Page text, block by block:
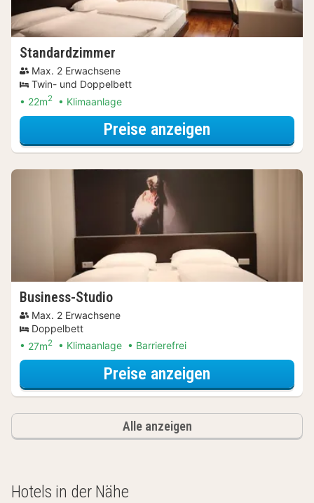
Standardzimmer
Max. 2 Erwachsene
Twin- und Doppelbett
22m2 Klimaanlage
Preise anzeigen
Business-Studio
Max. 2 Erwachsene
Doppelbett
27m2 Klimaanlage Barrierefrei
Preise anzeigen
Alle anzeigen
Hotels in der Nähe